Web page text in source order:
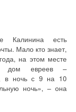
Калинина есть
Мало кто знает,
на этом месте
дом евреев –
в ночь с 9 на 10
ночь», – она